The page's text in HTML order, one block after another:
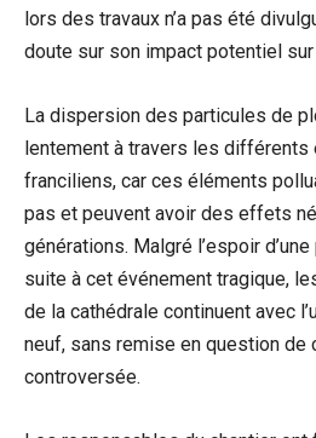
lors des travaux n’a pas été
doute sur son impact potentiel sur
La dispersion des particules de
lentement à travers les
franciliens, car ces éléments
pas et peuvent avoir des effets
générations. Malgré l’espoir
suite à cet événement tragique,
de la cathédrale continuent avec
neuf, sans remise en question de
controversée.